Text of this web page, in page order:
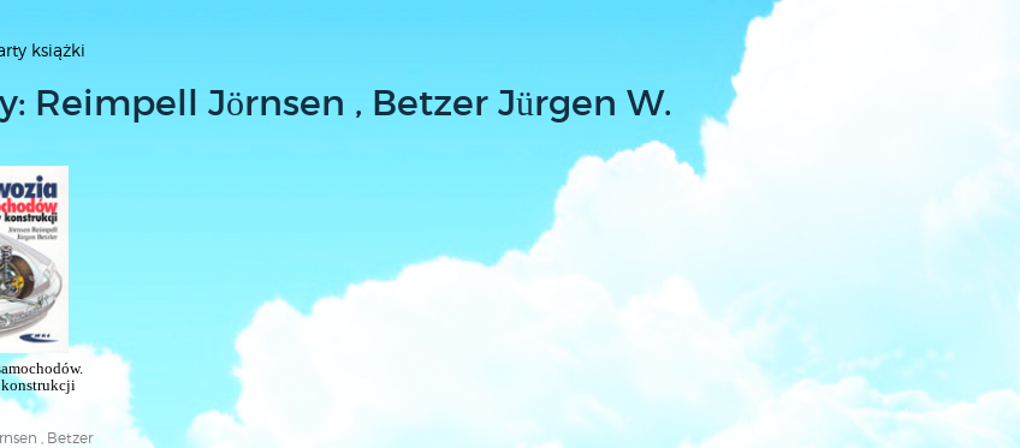
książki
Reimpell Jörnsen , Betzer Jürgen W.
konstrukcji
, Betzer